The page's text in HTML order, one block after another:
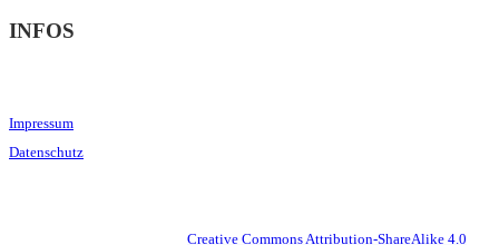
INFOS
Impressum
Datenschutz
Creative Commons Attribution-ShareAlike 4.0